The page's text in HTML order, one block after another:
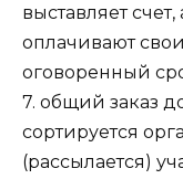
выставляет
оплачивают
оговоренный
7. общий заказ
сортируется
(рассылается)